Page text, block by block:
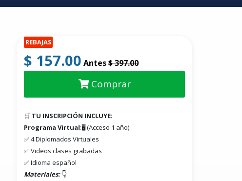
REBAJAS
$ 157.00 Antes$ 397.00
Comprar
🛒 TU INSCRIPCIÓN INCLUYE:
Programa Virtual:🖥️ (Acceso 1 año)
✅ 4 Diplomados Virtuales
✅ Videos clases grabadas
✅ Idioma español
Materiales:👇